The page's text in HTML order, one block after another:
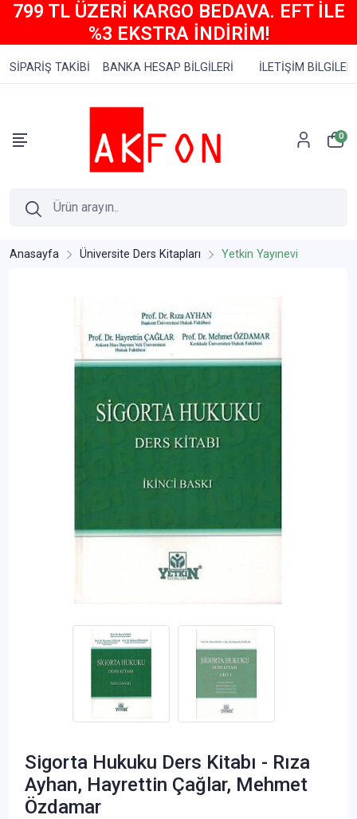
799 TL ÜZERİ KARGO BEDAVA. EFT İLE
%3 EKSTRA İNDİRİM!
SİPARİŞ TAKİBİ BANKA HESAP BİLGİLERİ İLETİŞİM BİLGİLERİ
0
Anasayfa Üniversite Ders Kitapları Yetkin Yayınevi
Sigorta Hukuku Ders Kitabı - Rıza
Ayhan, Hayrettin Çağlar, Mehmet
Özdamar